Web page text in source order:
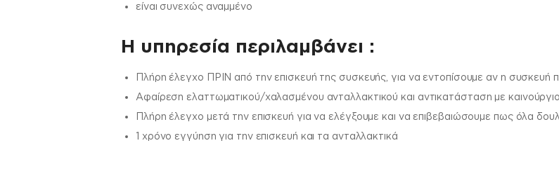
είναι συνεχώς αναμμένο
H υπηρεσία περιλαμβάνει :
Πλήρη έλεγχο ΠΡΙΝ από την επισκευή της συσκευής, για να εντοπίσουμε αν η συσκευή
Αφαίρεση ελαττωματικού/χαλασμένου ανταλλακτικού και αντικατάσταση με καινούργιο.
Πλήρη έλεγχο μετά την επισκευή για να ελέγξουμε και να επιβεβαιώσουμε πως όλα
1 χρόνο εγγύηση για την επισκευή και τα ανταλλακτικά